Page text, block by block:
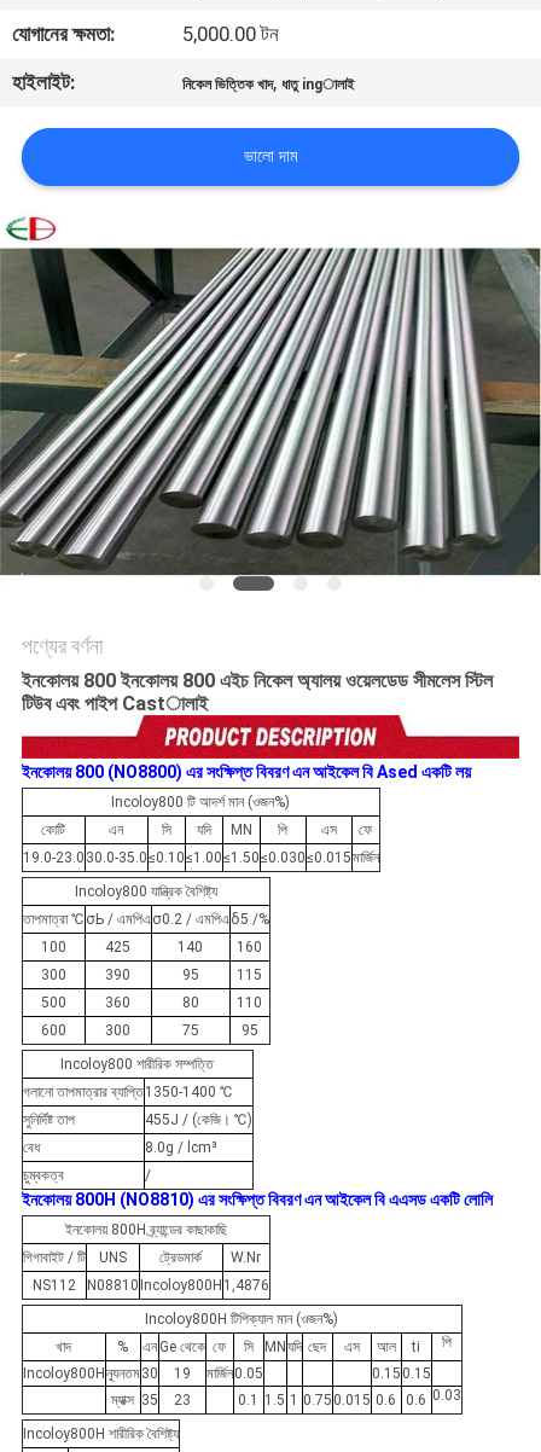
করুন
খবর
উদ্ধৃতির
জন্য
আবেদন
সাইট
ম্যাপ
গোপনীয়তা
নীতি
যোগানের ক্ষমতা:
5,000.00 টন
হাইলাইট:
নিকেল ভিত্তিক খাদ,ধাতু ingালাই
ভালো দাম
পণ্যের বর্ণনা
ইনকোলয় 800 ইনকোলয় 800 এইচ নিকেল অ্যালয় ওয়েলডেড সীমলেস স্টিল
টিউব এবং পাইপ Castালাই
ইনকোলয় 800 (NO8800) এরসংক্ষিপ্ত বিবরণএনআইকেলবিAsed একটিলয়
Incoloy800 টি আদর্শ মান (ওজন%)
কোটি
এন সি যদি MN পি এস
ফে
19.0-23.0 30.0-35.0≤0.10≤1.00≤1.50≤0.030≤0.015মার্জিন
Incoloy800 যান্ত্রিক বৈশিষ্ট্য
তাপমাত্রা ℃ σЬ / এমপিএ σ0.2 / এমপিএ δ5 /%
100
425 140
160
300
390 95
115
500
360 80
110
600
300 75
95
Incoloy800 শারীরিক সম্পত্তি
গলানো তাপমাত্রার ব্যাপ্তি1350-1400 ℃
সুনির্দিষ্ট তাপ
455J / (কেজি। ℃)
বেধ
8.0g / lcm³
চুম্বকত্ব
/
ইনকোলয় 800H (NO8810) এরসংক্ষিপ্ত বিবরণএনআইকেলবিএএসডএকটিলোলি
ইনকোলয় 800H ব্র্যান্ডের কাছাকাছি
গিগাবাইট / টি
UNS ট্রেডমার্ক
W.Nr
NS112
N08810 Incoloy800H 1,4876
Incoloy800H টিপিক্যাল মান (ওজন%)
খাদ
% এন Ge থেকে ফে সি MN যদি ছেদ এস আল ti
পি
Incoloy800H ন্যূনতম30 19 মার্জিন0.05 0.15 0.15
ম্যাক্স 35 23 0.1 1.5 1 0.75 0.015 0.6 0.6 0.03
Incoloy800H শারীরিক বৈশিষ্ট্য